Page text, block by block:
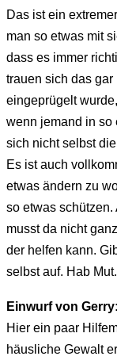
Das ist ein
man so etwas mit
dass es immer
trauen sich das
eingeprügelt
wenn jemand in so
sich nicht selbst
Es ist auch
etwas ändern zu
so etwas
musst da nicht
der helfen kann.
selbst auf. Hab Mut.
Einwurf von Gerry:
Hier ein paar
häusliche Gewalt